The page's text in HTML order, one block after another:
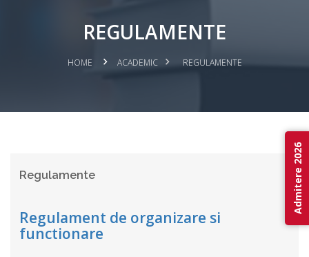
REGULAMENTE
HOME ACADEMIC REGULAMENTE
Regulamente
Regulament de organizare si
functionare
Admitere 2026